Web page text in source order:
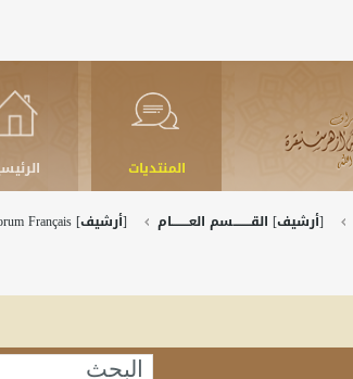
المنتديات
[أرشيف] القــــــــسم العــــــــام [أرشيف] Forum Français